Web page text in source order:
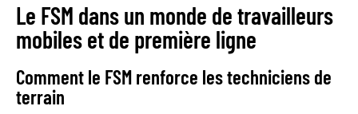
Le FSM dans un monde de travailleurs
mobiles et de première ligne
Comment le FSM renforce les techniciens de
terrain